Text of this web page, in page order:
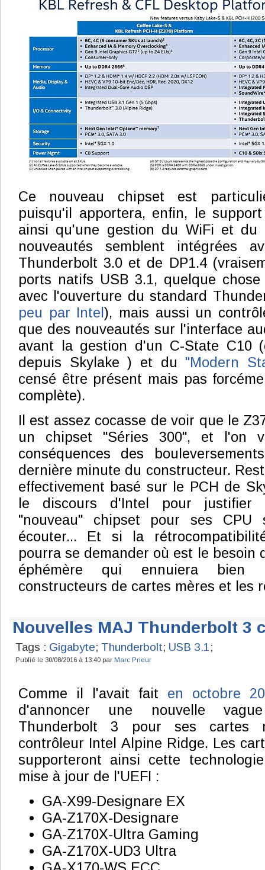
Ce nouveau chipset est
puisqu'il apportera, enfin, le
ainsi qu'une gestion du WiFi et du
nouveautés semblent intégrées
Thunderbolt 3.0 et de DP1.4
ports natifs USB 3.1, quelque
avec l'ouverture du standard
peu par Intel), mais aussi un
que des nouveautés sur l'interface
avant la gestion d'un C-State C10
depuis Skylake ) et du "Modern
censé être présent mais pas
complète).
Il est assez cocasse de voir que le
un chipset "Séries 300", et l'on
conséquences des
dernière minute du constructeur.
effectivement basé sur le PCH de
le discours d'Intel pour justifier
"nouveau" chipset pour ses CPU
écouter... Et si la
pourra se demander où est le besoin
éphémère qui ennuiera bien
constructeurs de cartes mères et les
Nouvelles MAJ Thunderbolt 3
Tags : Gigabyte; Thunderbolt; USB 3.1;
Publié le 30/08/2016 à 13:40 par Marc Prieur
Comme il l'avait fait en octobre
d'annoncer une nouvelle
Thunderbolt 3 pour ses cartes
contrôleur Intel Alpine Ridge. Les
supporteront ainsi cette
mise à jour de l'UEFI :
GA-X99-Designare EX
GA-Z170X-Designare
GA-Z170X-Ultra Gaming
GA-Z170X-UD3 Ultra